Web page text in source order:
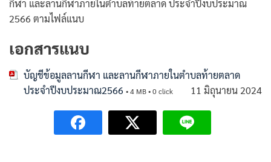
กีฬา และลานกีฬาภายในตำบลท้ายตลาด ประจำปีงบประมาณ
2566 ตามไฟล์แนบ
เอกสารแนบ
บัญชีข้อมูลลานกีฬา และลานกีฬาภายในตำบลท้ายตลาด
ประจำปีงบประมาณ2566 • 4 MB • 0 click 11 มิถุนายน 2024